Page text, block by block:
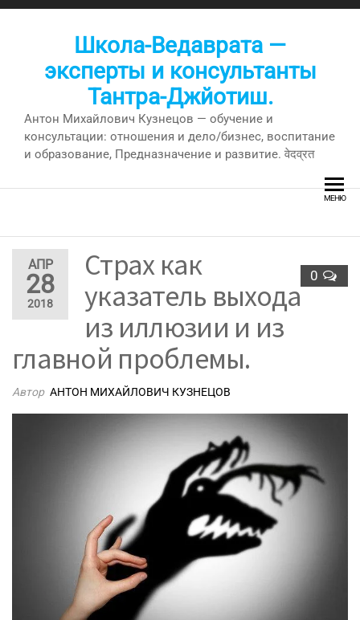
Перейти
Школа-Ведаврата —
эксперты и консультанты
Тантра-Джйотиш.
Антон Михайлович Кузнецов — обучение и
консультации: отношения и дело/бизнес, воспитание
и образование, Предназначение и развитие. वेदव्रत
МЕНЮ
АПР
28
2018
0
Страх как
указатель выхода
из иллюзии и из
главной проблемы.
Автор АНТОН МИХАЙЛОВИЧ КУЗНЕЦОВ